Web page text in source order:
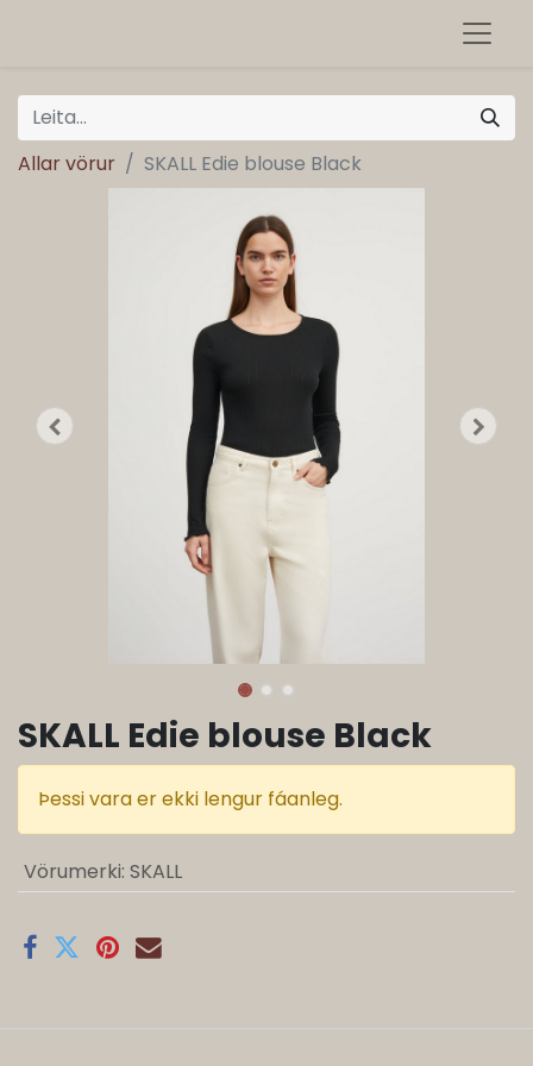
Allar vörur SKALL Edie blouse Black
SKALL Edie blouse Black
Þessi vara er ekki lengur fáanleg.
Vörumerki: SKALL